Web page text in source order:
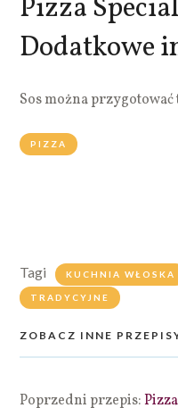
Pizza
Dodatkowe
Sos można
PIZZA
Tagi KUCHNIA WŁOSKA
TRADYCYJNE
ZOBACZ INNE
Poprzedni przepis: